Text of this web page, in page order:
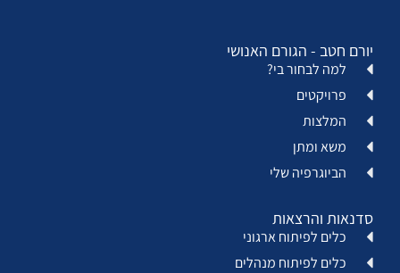
יורם חטב - הגורם האנושי
למה לבחור בי?
פרויקטים
המלצות
משא ומתן
הביוגרפיה שלי
סדנאות והרצאות
כלים לפיתוח ארגוני
כלים לפיתוח מנהלים